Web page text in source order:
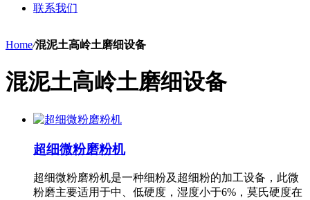
联系我们
Home/混泥土高岭土磨细设备
混泥土高岭土磨细设备
超细微粉磨粉机
超细微粉磨粉机是一种细粉及超细粉的加工设备，此微
粉磨主要适用于中、低硬度，湿度小于6%，莫氏硬度在